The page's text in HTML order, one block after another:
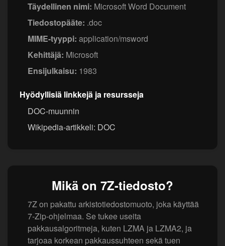
Täydellinen nimi: Microsoft Word Document
Tiedostopääte: .doc
MIME-tyyppi: application/msword
Kehittäjä: Microsoft
Ensijulkaisu: 1983
Hyödyllisiä linkkejä ja resursseja
DOC-muunnin
Wikipedia-artikkeli: DOC
Mikä on 7Z-tiedosto?
7Z on pakattu arkistotiedostomuoto, joka käyttää
7-Zip-ohjelmaa. Se tukee useita
pakkausalgoritmeja, kuten LZMA ja LZMA2, ja
tarjoaa korkean pakkaussuhteen sekä tuen